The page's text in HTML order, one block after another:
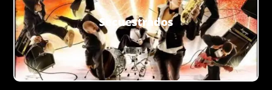
Secuestrados